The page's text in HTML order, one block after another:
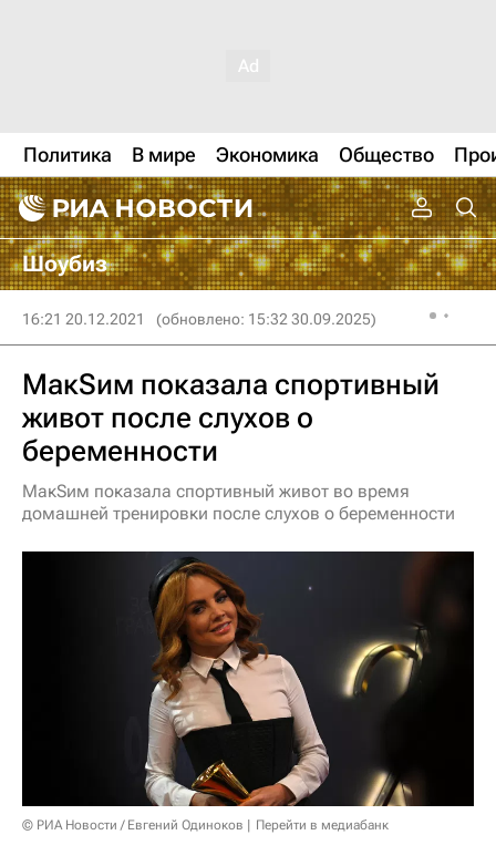
Политика В мире Экономика Общество
Шоубиз
16:21 20.12.2021 (обновлено: 15:32 30.09.2025)
МакSим показала спортивный
живот после слухов о
беременности
МакSим показала спортивный живот во время
домашней тренировки после слухов о беременности
© РИА Новости / Евгений Одиноков Перейти в медиабанк